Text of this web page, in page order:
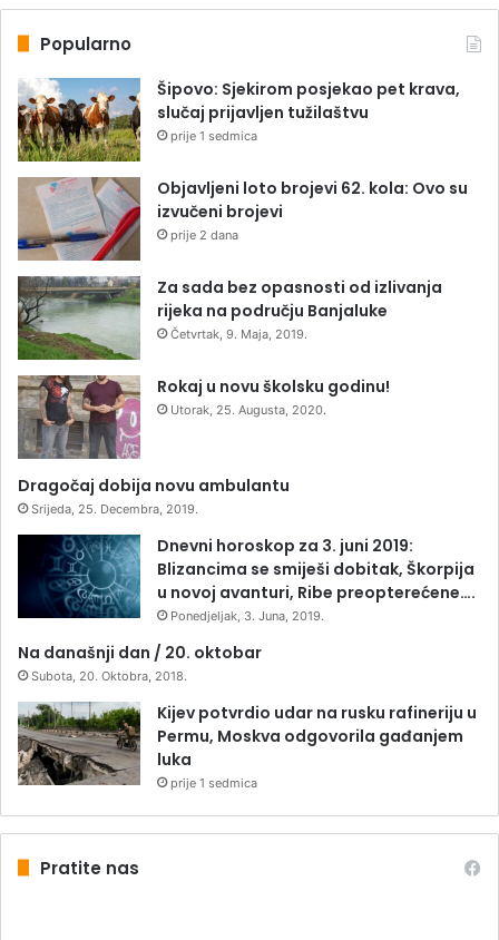
Popularno
Šipovo: Sjekirom posjekao pet krava,
slučaj prijavljen tužilaštvu
prije 1 sedmica
Objavljeni loto brojevi 62. kola: Ovo su
izvučeni brojevi
prije 2 dana
Za sada bez opasnosti od izlivanja
rijeka na području Banjaluke
Četvrtak, 9. Maja, 2019.
Rokaj u novu školsku godinu!
Utorak, 25. Augusta, 2020.
Dragočaj dobija novu ambulantu
Srijeda, 25. Decembra, 2019.
Dnevni horoskop za 3. juni 2019:
Blizancima se smiješi dobitak, Škorpija
u novoj avanturi, Ribe preopterećene….
Ponedjeljak, 3. Juna, 2019.
Na današnji dan / 20. oktobar
Subota, 20. Oktobra, 2018.
Kijev potvrdio udar na rusku rafineriju u
Permu, Moskva odgovorila gađanjem
luka
prije 1 sedmica
Pratite nas